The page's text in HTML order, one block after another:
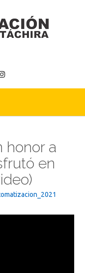
honor a
en